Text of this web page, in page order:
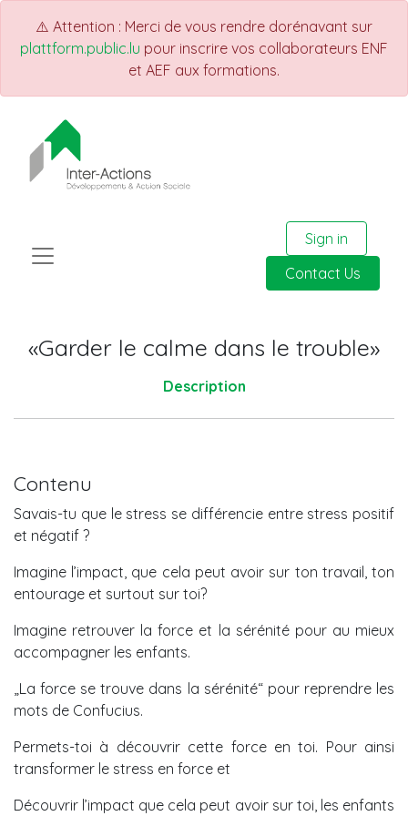
⚠️ Attention : Merci de vous rendre dorénavant sur
plattform.public.lu pour inscrire vos collaborateurs ENF
et AEF aux formations.
Sign in
Contact Us
«Garder le calme dans le trouble»
Description
Contenu
Savais-tu que le stress se différencie entre stress positif
et négatif ?
Imagine l’impact, que cela peut avoir sur ton travail, ton
entourage et surtout sur toi?
Imagine retrouver la force et la sérénité pour au mieux
accompagner les enfants.
„La force se trouve dans la sérénité“ pour reprendre les
mots de Confucius.
Permets-toi à découvrir cette force en toi. Pour ainsi
transformer le stress en force et
Découvrir l’impact que cela peut avoir sur toi, les enfants